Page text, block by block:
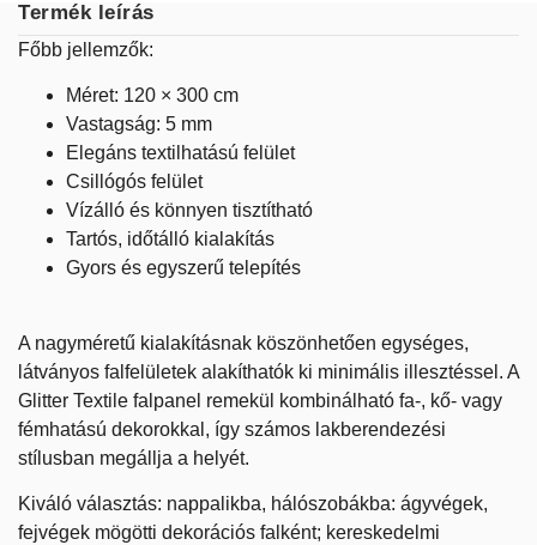
Termék leírás
Főbb jellemzők:
Méret: 120 × 300 cm
Vastagság: 5 mm
Elegáns textilhatású felület
Csillógós felület
Vízálló és könnyen tisztítható
Tartós, időtálló kialakítás
Gyors és egyszerű telepítés
A nagyméretű kialakításnak köszönhetően egységes,
látványos falfelületek alakíthatók ki minimális illesztéssel. A
Glitter Textile falpanel remekül kombinálható fa-, kő- vagy
fémhatású dekorokkal, így számos lakberendezési
stílusban megállja a helyét.
Kiváló választás: nappalikba, hálószobákba: ágyvégek,
fejvégek mögötti dekorációs falként; kereskedelmi